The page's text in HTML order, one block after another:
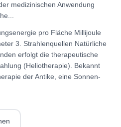
medizinischen Anwendung
pro Fläche Millijoule
3. Strahlenquellen Natürliche
erfolgt die therapeutische
(Heliotherapie). Bekannt
der Antike, eine Sonnen-